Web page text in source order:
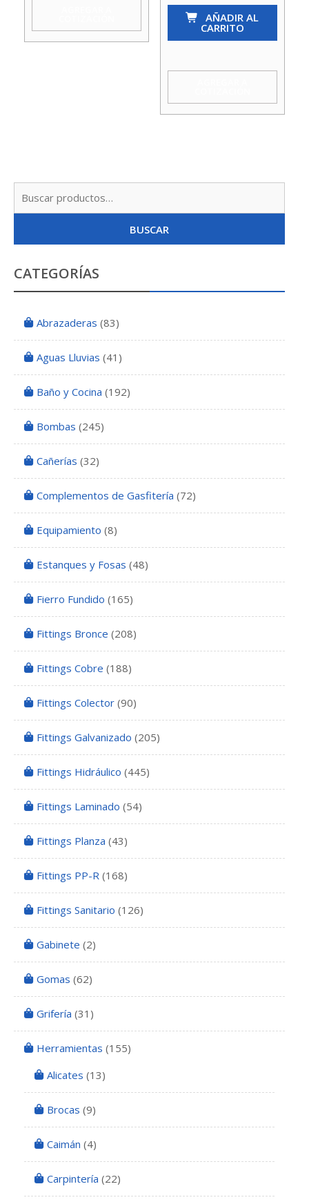
3*100MmAÑADIR AL
CARRITO
BUSCAR
CATEGORÍAS
Abrazaderas (83)
Aguas Lluvias (41)
Baño y Cocina (192)
Bombas (245)
Cañerías (32)
Complementos de Gasfitería (72)
Equipamiento (8)
Estanques y Fosas (48)
Fierro Fundido (165)
Fittings Bronce (208)
Fittings Cobre (188)
Fittings Colector (90)
Fittings Galvanizado (205)
Fittings Hidráulico (445)
Fittings Laminado (54)
Fittings Planza (43)
Fittings PP-R (168)
Fittings Sanitario (126)
Gabinete (2)
Gomas (62)
Grifería (31)
Herramientas (155)
Alicates (13)
Brocas (9)
Caimán (4)
Carpintería (22)